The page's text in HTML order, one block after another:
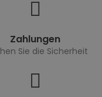
Zahlungen
Sie die Sicherheit